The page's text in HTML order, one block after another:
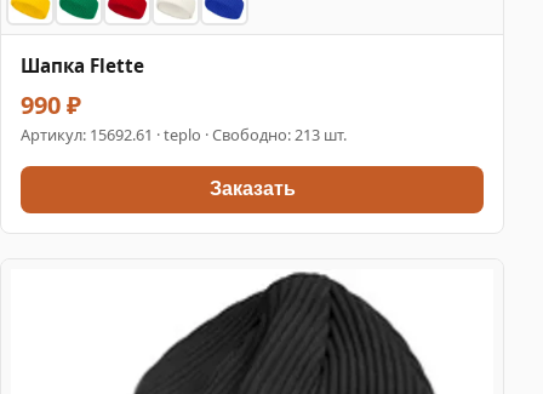
Шапка Flette
990 ₽
Артикул: 15692.61 · teplo · Свободно: 213 шт.
Заказать